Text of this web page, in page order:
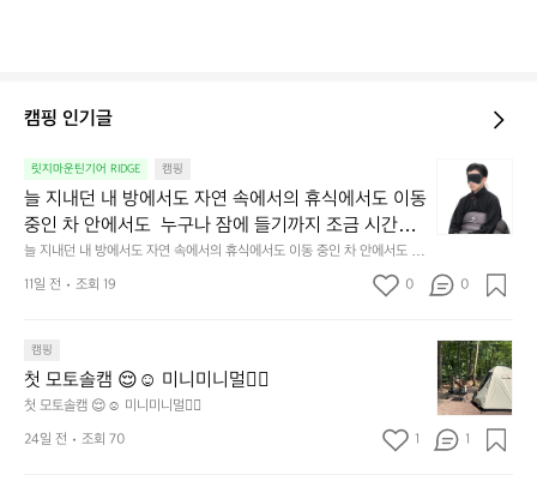
캠핑 인기글
릿지마운틴기어 RIDGE 캠핑
늘 지내던 내 방에서도 자연 속에서의 휴식에서도 이동
중인 차 안에서도  누구나 잠에 들기까지 조금 시간이
걸리는 순간이 있습니다.  그럴 때는 차분하게 눈을 가
려보세요. 마치 암막 커튼을 조용히 내리듯이.  Polarte
c® Wind Pro™의 온기가 눈가를 포근히 감싸줍니다.
줍니다.  이 슬립 웜을 쓰는 것만으로 그곳은 나만의 밤
이 됩니다.  안녕히 주무세요.
늘 지내던 내 방에서도 자연 속에서의 휴식에서도 이동 중인 차 안에서도  누
구나 잠에 들기까지 조금 시간이 걸리는 순간이 있습니다.  그럴 때는 차분하
게 눈을 가려보세요. 마치 암막 커튼을 조용히 내리듯이.  Polartec® Wind
밤이 됩니다.  안녕히 주무세요.
내
던
방
도
자
연
속
에
11일 전 조회 19 0 0
캠핑
첫 모토솔캠 😌☺️ 미니미니멀👌🏼
첫 모토솔캠 😌☺️ 미니미니멀👌🏼
첫
모
토
솔
캠
24일 전 조회 70 1 1